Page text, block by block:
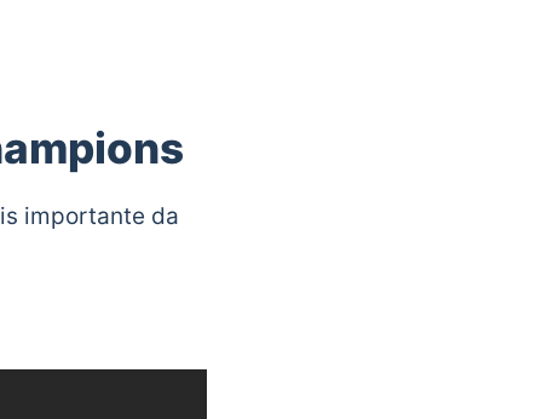
importante da